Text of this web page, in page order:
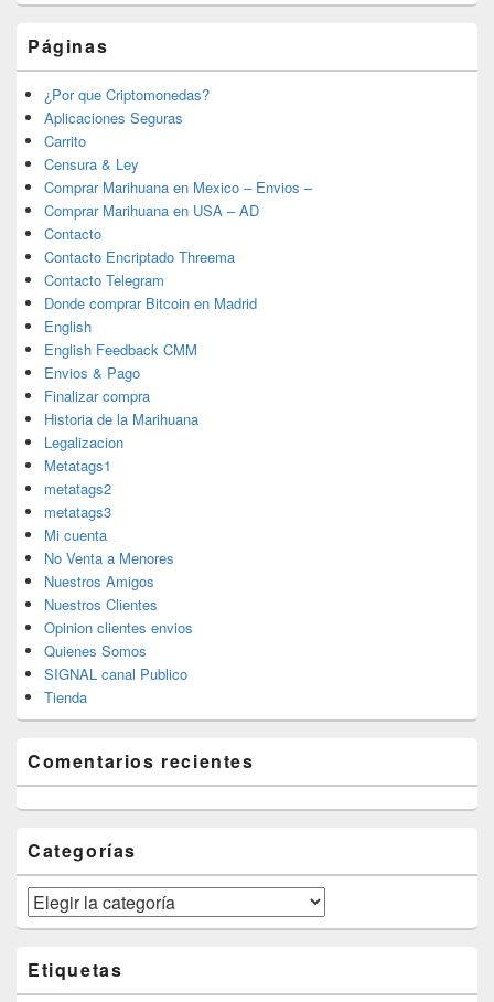
Páginas
¿Por que Criptomonedas?
Aplicaciones Seguras
Carrito
Censura & Ley
Comprar Marihuana en Mexico – Envios –
Comprar Marihuana en USA – AD
Contacto
Contacto Encriptado Threema
Contacto Telegram
Donde comprar Bitcoin en Madrid
English
English Feedback CMM
Envios & Pago
Finalizar compra
Historia de la Marihuana
Legalizacion
Metatags1
metatags2
metatags3
Mi cuenta
No Venta a Menores
Nuestros Amigos
Nuestros Clientes
Opinion clientes envios
Quienes Somos
SIGNAL canal Publico
Tienda
Comentarios recientes
Categorías
Categorías
Etiquetas